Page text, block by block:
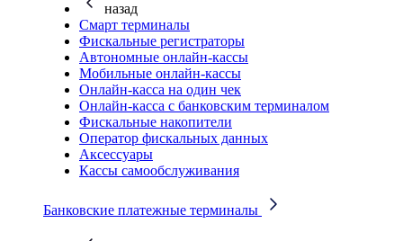
назад
Смарт терминалы
Фискальные регистраторы
Автономные онлайн-кассы
Мобильные онлайн-кассы
Онлайн-касса на один чек
Онлайн-касса с банковским терминалом
Фискальные накопители
Оператор фискальных данных
Аксессуары
Кассы самообслуживания
Банковские платежные терминалы